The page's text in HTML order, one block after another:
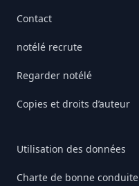
Contact
notélé recrute
Regarder notélé
Copies et droits d’auteur
Utilisation des données
Charte de bonne conduite